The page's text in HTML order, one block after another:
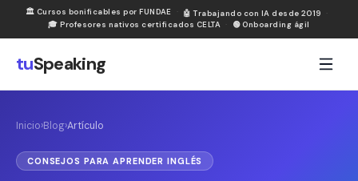
🏛 Cursos bonificables por FUNDAE 🤖 Trabajando con IA desde 2019
🎓 Profesores nativos certificados CELTA 🟢Onboarding ágil
tuSpeaking
Inicio›Blog›Artículo
CONSEJOS PARA APRENDER INGLÉS